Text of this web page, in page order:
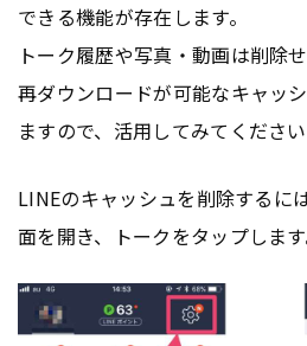
できる機能が存在します。
トーク履歴や写真・動画は削除
再ダウンロードが可能なキャッ
ますので、活用してみてください
LINEのキャッシュを削除するに
面を開き、トークをタップします